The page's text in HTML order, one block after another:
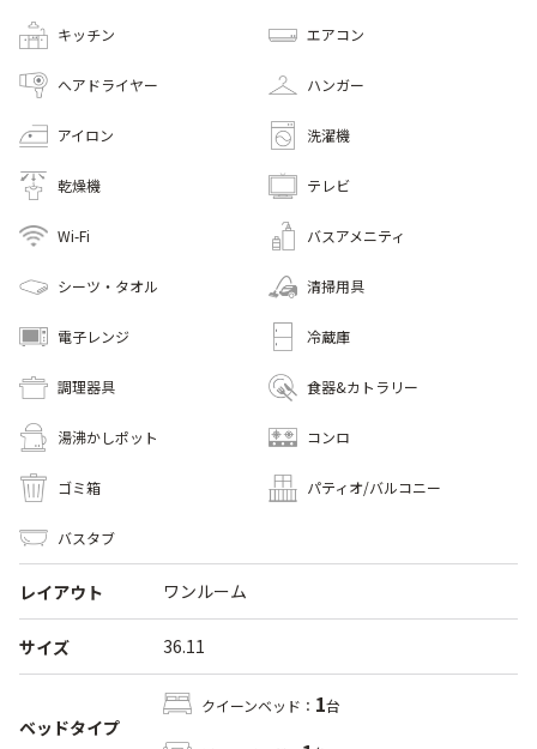
キッチン エアコン
へアドライヤー ハンガー
アイロン 洗濯機
乾燥機 テレビ
Wi-Fi バスアメニティ
シーツ・タオル 清掃用具
電子レンジ 冷蔵庫
調理器具 食器&カトラリー
湯沸かしポット コンロ
ゴミ箱 パティオ/バルコニー
バスタブ
レイアウト ワンルーム
サイズ 36.11
ベッドタイプ
クイーンベッド： 1台